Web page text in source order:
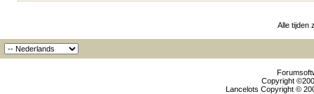
Alle tijden
Copyright
Lancelots Copyright ©